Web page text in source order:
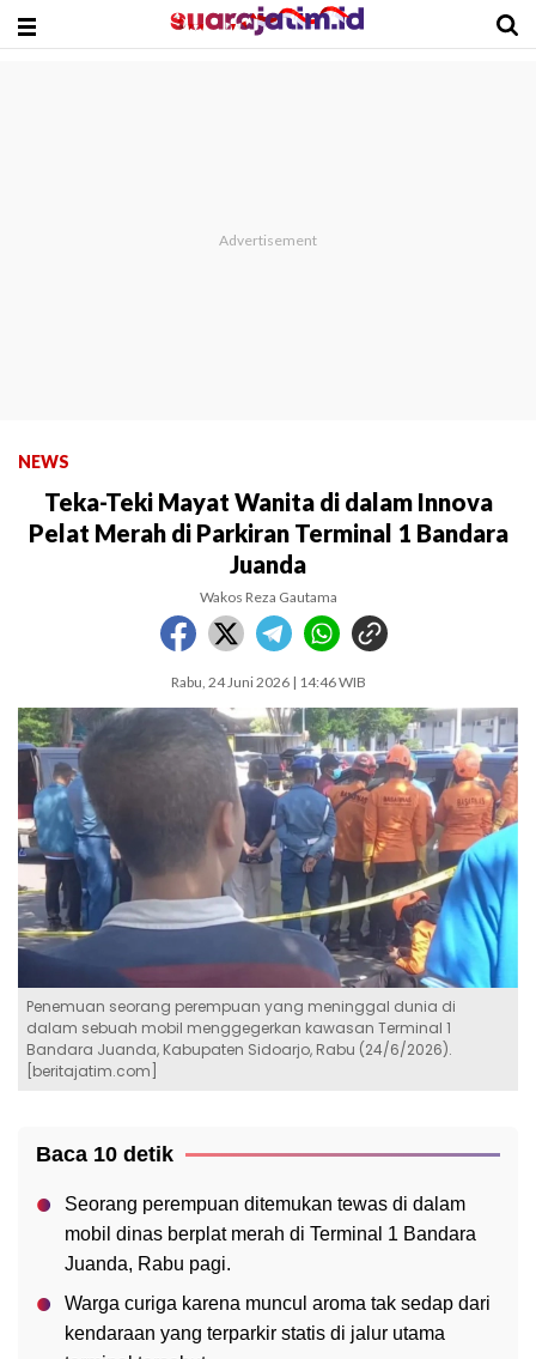
NEWS
Teka-Teki Mayat Wanita di dalam Innova
Pelat Merah di Parkiran Terminal 1 Bandara
Juanda
Wakos Reza Gautama
Rabu, 24 Juni 2026 | 14:46 WIB
Penemuan seorang perempuan yang meninggal dunia di
dalam sebuah mobil menggegerkan kawasan Terminal 1
Bandara Juanda, Kabupaten Sidoarjo, Rabu (24/6/2026).
[beritajatim.com]
Baca 10 detik
Seorang perempuan ditemukan tewas di dalam
mobil dinas berplat merah di Terminal 1 Bandara
Juanda, Rabu pagi.
Warga curiga karena muncul aroma tak sedap dari
kendaraan yang terparkir statis di jalur utama